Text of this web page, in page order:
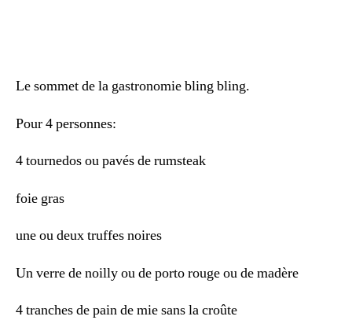
Le sommet de la gastronomie bling bling.
Pour 4 personnes:
4 tournedos ou pavés de rumsteak
foie gras
une ou deux truffes noires
Un verre de noilly ou de porto rouge ou de madère
4 tranches de pain de mie sans la croûte